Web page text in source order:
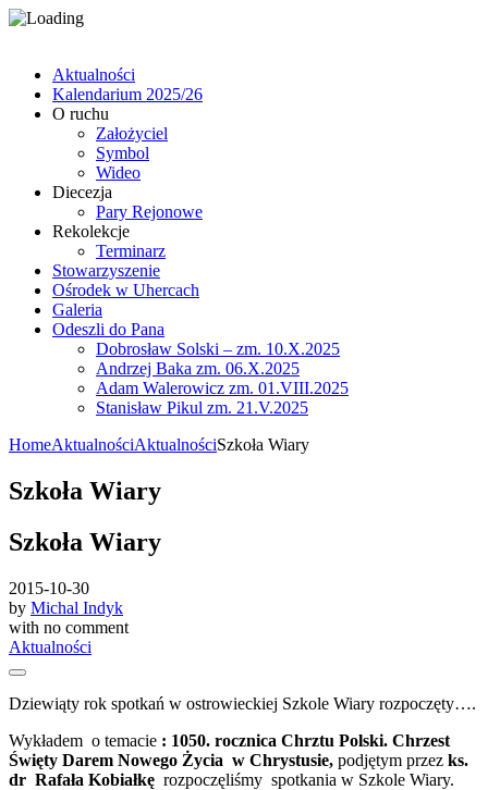
Aktualności
Kalendarium 2025/26
O ruchu
Założyciel
Symbol
Wideo
Diecezja
Pary Rejonowe
Rekolekcje
Terminarz
Stowarzyszenie
Ośrodek w Uhercach
Galeria
Odeszli do Pana
Dobrosław Solski – zm. 10.X.2025
Andrzej Baka zm. 06.X.2025
Adam Walerowicz zm. 01.VIII.2025
Stanisław Pikul zm. 21.V.2025
HomeAktualnościAktualnościSzkoła Wiary
Szkoła Wiary
Szkoła Wiary
2015-10-30
by Michal Indyk
with no comment
Aktualności
Dziewiąty rok spotkań w ostrowieckiej Szkole Wiary rozpoczęty….
Wykładem o temacie : 1050. rocznica Chrztu Polski. Chrzest
Święty Darem Nowego Życia w Chrystusie, podjętym przez ks.
dr Rafała Kobiałkę rozpoczęliśmy spotkania w Szkole Wiary.